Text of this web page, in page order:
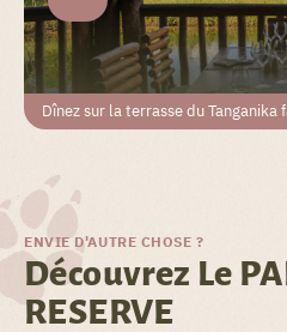
Dînez sur la terrasse du Tanganika
ENVIE D'AUTRE CHOSE ?
Découvrez Le
RESERVE